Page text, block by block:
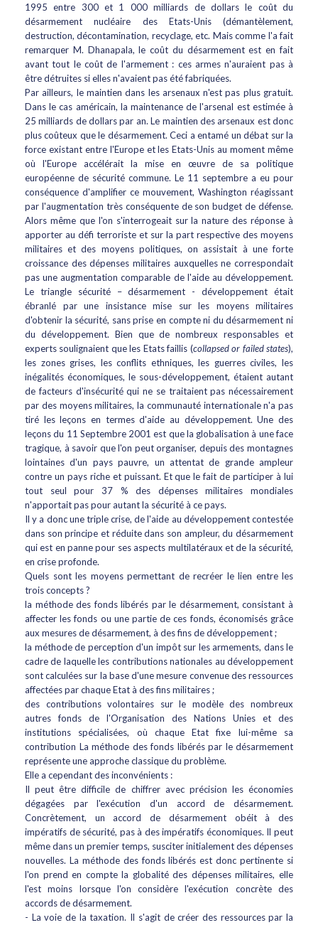
1995 entre 300 et 1 000 milliards de dollars le coût du
désarmement nucléaire des Etats-Unis (démantèlement,
destruction, décontamination, recyclage, etc. Mais comme l'a fait
remarquer M. Dhanapala, le coût du désarmement est en fait
avant tout le coût de l'armement : ces armes n'auraient pas à
être détruites si elles n'avaient pas été fabriquées.
Par ailleurs, le maintien dans les arsenaux n'est pas plus gratuit.
Dans le cas américain, la maintenance de l'arsenal est estimée à
25 milliards de dollars par an. Le maintien des arsenaux est donc
plus coûteux que le désarmement. Ceci a entamé un débat sur la
force existant entre l'Europe et les Etats-Unis au moment même
où l'Europe accélérait la mise en œuvre de sa politique
européenne de sécurité commune. Le 11 septembre a eu pour
conséquence d'amplifier ce mouvement, Washington réagissant
par l'augmentation très conséquente de son budget de défense.
Alors même que l'on s'interrogeait sur la nature des réponse à
apporter au défi terroriste et sur la part respective des moyens
militaires et des moyens politiques, on assistait à une forte
croissance des dépenses militaires auxquelles ne correspondait
pas une augmentation comparable de l'aide au développement.
Le triangle sécurité – désarmement - développement était
ébranlé par une insistance mise sur les moyens militaires
d'obtenir la sécurité, sans prise en compte ni du désarmement ni
du développement. Bien que de nombreux responsables et
experts soulignaient que les Etats faillis (collapsed or failed states),
les zones grises, les conflits ethniques, les guerres civiles, les
inégalités économiques, le sous-développement, étaient autant
de facteurs d'insécurité qui ne se traitaient pas nécessairement
par des moyens militaires, la communauté internationale n'a pas
tiré les leçons en termes d'aide au développement. Une des
leçons du 11 Septembre 2001 est que la globalisation à une face
tragique, à savoir que l'on peut organiser, depuis des montagnes
lointaines d'un pays pauvre, un attentat de grande ampleur
contre un pays riche et puissant. Et que le fait de participer à lui
tout seul pour 37 % des dépenses militaires mondiales
n'apportait pas pour autant la sécurité à ce pays.
Il y a donc une triple crise, de l'aide au développement contestée
dans son principe et réduite dans son ampleur, du désarmement
qui est en panne pour ses aspects multilatéraux et de la sécurité,
en crise profonde.
Quels sont les moyens permettant de recréer le lien entre les
trois concepts ?
la méthode des fonds libérés par le désarmement, consistant à
affecter les fonds ou une partie de ces fonds, économisés grâce
aux mesures de désarmement, à des fins de développement ;
la méthode de perception d'un impôt sur les armements, dans le
cadre de laquelle les contributions nationales au développement
sont calculées sur la base d'une mesure convenue des ressources
affectées par chaque Etat à des fins militaires ;
des contributions volontaires sur le modèle des nombreux
autres fonds de l'Organisation des Nations Unies et des
institutions spécialisées, où chaque Etat fixe lui-même sa
contribution La méthode des fonds libérés par le désarmement
représente une approche classique du problème.
Elle a cependant des inconvénients :
Il peut être difficile de chiffrer avec précision les économies
dégagées par l'exécution d'un accord de désarmement.
Concrètement, un accord de désarmement obéit à des
impératifs de sécurité, pas à des impératifs économiques. Il peut
même dans un premier temps, susciter initialement des dépenses
nouvelles. La méthode des fonds libérés est donc pertinente si
l'on prend en compte la globalité des dépenses militaires, elle
l'est moins lorsque l'on considère l'exécution concrète des
accords de désarmement.
- La voie de la taxation. Il s'agit de créer des ressources par la